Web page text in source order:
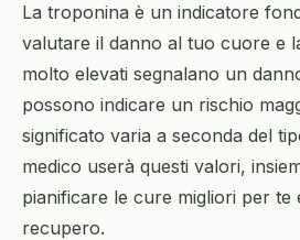
La troponina è un indicatore
valutare il danno al tuo cuore e
molto elevati segnalano un
possono indicare un rischio
significato varia a seconda del
medico userà questi valori,
pianificare le cure migliori per te
recupero.